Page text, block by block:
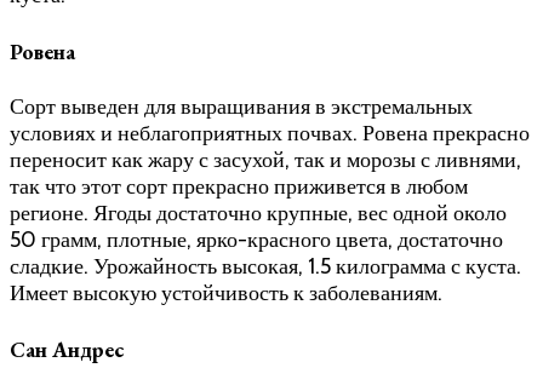
Ровена
Сорт выведен для выращивания в экстремальных
условиях и неблагоприятных почвах. Ровена прекрасно
переносит как жару с засухой, так и морозы с ливнями,
так что этот сорт прекрасно приживется в любом
регионе. Ягоды достаточно крупные, вес одной около
50 грамм, плотные, ярко-красного цвета, достаточно
сладкие. Урожайность высокая, 1.5 килограмма с куста.
Имеет высокую устойчивость к заболеваниям.
Сан Андрес